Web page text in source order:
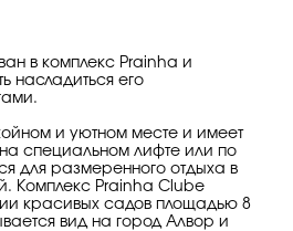
в комплекс Prainha и
насладиться его
и уютном месте и имеет
специальном лифте или по
для размеренного отдыха в
Комплекс Prainha Clube
красивых садов площадью 8
вид на город Алвор и